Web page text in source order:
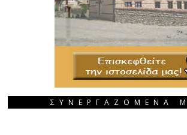
ΣΥΝΕΡΓΑΖΟΜΕΝΑ